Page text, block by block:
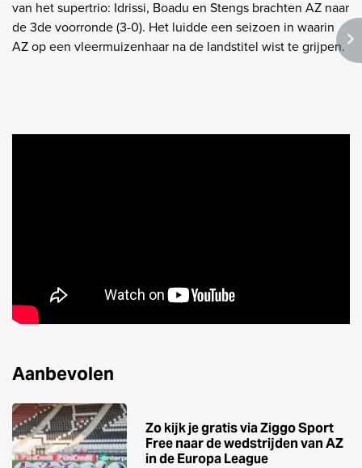
van het supertrio: Idrissi, Boadu en Stengs brachten AZ naar
de 3de voorronde (3-0). Het luidde een seizoen in waarin
AZ op een vleermuizenhaar na de landstitel wist te grijpen.
Aanbevolen
Zo kijk je gratis via Ziggo Sport
Free naar de wedstrijden van AZ
in de Europa League